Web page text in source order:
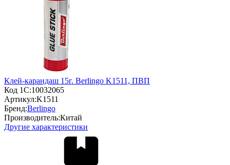
Клей-карандаш 15г. Berlingo K1511, ПВП
Код 1С:10032065
Артикул:K1511
Бренд:Berlingo
Производитель:Китай
Другие характеристики